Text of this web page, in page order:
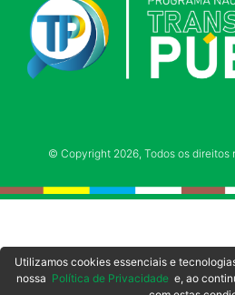
© Copyright 2026, Todos os direitos
Utilizamos cookies essenciais e
nossa Política de Privacidadee, ao